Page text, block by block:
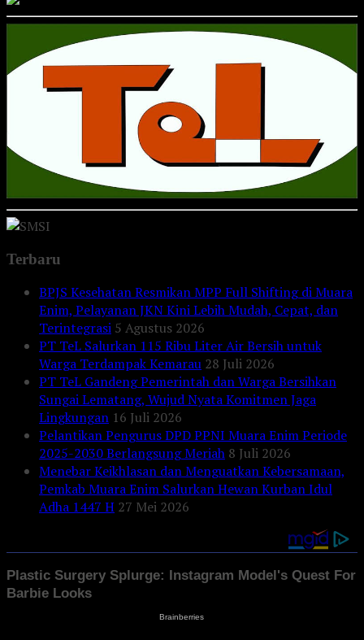
Terbaru
BPJS Kesehatan Resmikan MPP Full Shifting di Muara
Enim, Pelayanan JKN Kini Lebih Mudah, Cepat, dan
Terintegrasi 5 Agustus 2026
PT TeL Salurkan 115 Ribu Liter Air Bersih untuk
Warga Terdampak Kemarau 28 Juli 2026
PT TeL Gandeng Pemerintah dan Warga Bersihkan
Sungai Lematang, Wujud Nyata Komitmen Jaga
Lingkungan 16 Juli 2026
Pelantikan Pengurus DPD PPNI Muara Enim Periode
2025-2030 Berlangsung Meriah 8 Juli 2026
Menebar Keikhlasan dan Menguatkan Kebersamaan,
Pemkab Muara Enim Salurkan Hewan Kurban Idul
Adha 1447 H 27 Mei 2026